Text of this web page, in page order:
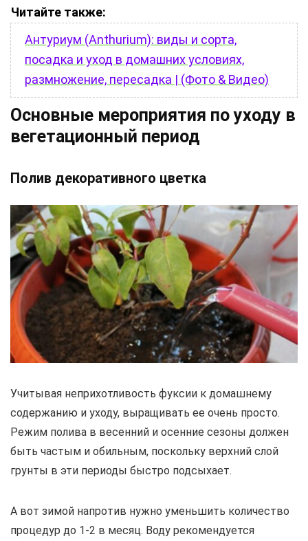
Читайте также:
Антуриум (Anthurium): виды и сорта,
посадка и уход в домашних условиях,
размножение, пересадка | (Фото & Видео)
Основные мероприятия по уходу в
вегетационный период
Полив декоративного цветка
Учитывая неприхотливость фуксии к домашнему
содержанию и уходу, выращивать ее очень просто.
Режим полива в весенний и осенние сезоны должен
быть частым и обильным, поскольку верхний слой
грунты в эти периоды быстро подсыхает.
А вот зимой напротив нужно уменьшить количество
процедур до 1-2 в месяц. Воду рекомендуется